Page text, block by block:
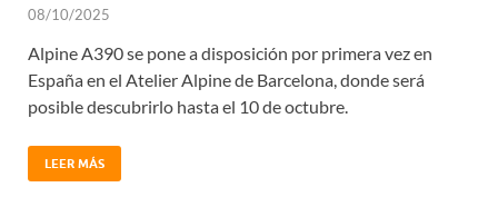
08/10/2025
Alpine A390 se pone a disposición por primera vez en
España en el Atelier Alpine de Barcelona, donde será
posible descubrirlo hasta el 10 de octubre.
LEER MÁS